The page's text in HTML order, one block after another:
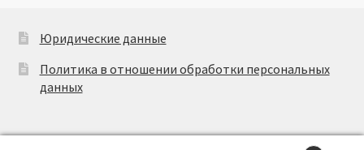
Юридические данные
Политика в отношении обработки персональных
данных